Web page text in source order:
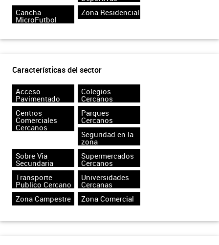
Cancha
MicroFutbol
Zona Residencial
Características del sector
Acceso
Pavimentado
Colegios
Cercanos
Centros
Comerciales
Cercanos
Parques
Cercanos
Seguridad en la
zona
Sobre Via
Secundaria
Supermercados
Cercanos
Transporte
Publico Cercano
Universidades
Cercanas
Zona Campestre
Zona Comercial